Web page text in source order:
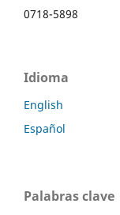
0718-5898
Idioma
English
Español
Palabras clave